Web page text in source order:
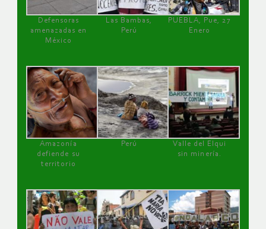
Defensoras
amenazadas en
México
Las Bambas,
Perú
PUEBLA, Pue, 27
Enero
Amazonía
defiende su
territorio
Perú
Valle del Elqui
sin minería.